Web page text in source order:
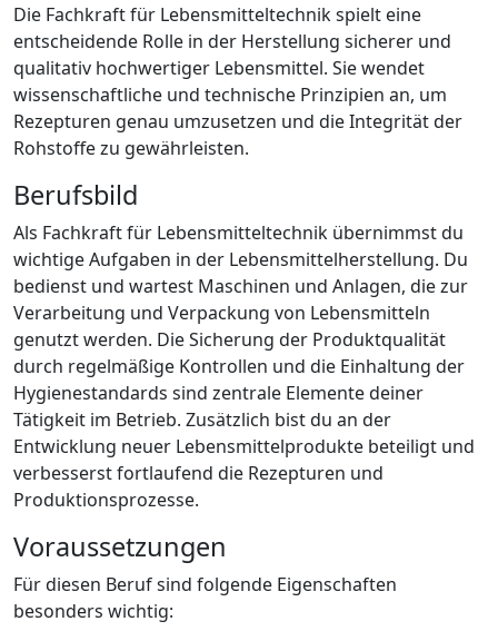
Die Fachkraft für Lebensmitteltechnik spielt eine
entscheidende Rolle in der Herstellung sicherer und
qualitativ hochwertiger Lebensmittel. Sie wendet
wissenschaftliche und technische Prinzipien an, um
Rezepturen genau umzusetzen und die Integrität der
Rohstoffe zu gewährleisten.
Berufsbild
Als Fachkraft für Lebensmitteltechnik übernimmst du
wichtige Aufgaben in der Lebensmittelherstellung. Du
bedienst und wartest Maschinen und Anlagen, die zur
Verarbeitung und Verpackung von Lebensmitteln
genutzt werden. Die Sicherung der Produktqualität
durch regelmäßige Kontrollen und die Einhaltung der
Hygienestandards sind zentrale Elemente deiner
Tätigkeit im Betrieb. Zusätzlich bist du an der
Entwicklung neuer Lebensmittelprodukte beteiligt und
verbesserst fortlaufend die Rezepturen und
Produktionsprozesse.
Voraussetzungen
Für diesen Beruf sind folgende Eigenschaften
besonders wichtig: